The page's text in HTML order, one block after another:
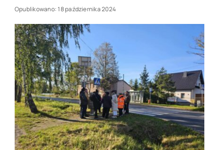
Opublikowano: 18 października 2024